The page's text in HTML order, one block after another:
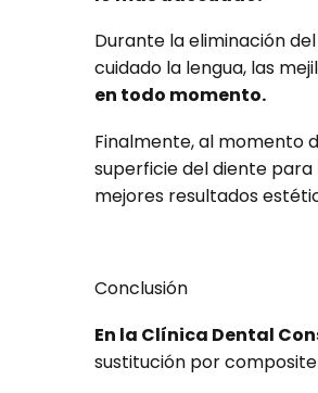
Durante la eliminación
cuidado la lengua, las
en todo momento.
Finalmente, al momento
superficie del diente
mejores resultados
Conclusión
En la Clínica Dental
sustitución por